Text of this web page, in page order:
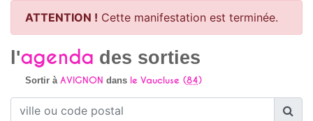
ATTENTION ! Cette manifestation est terminée.
l'agenda des sorties
Sortir à AVIGNON dans le Vaucluse (84)